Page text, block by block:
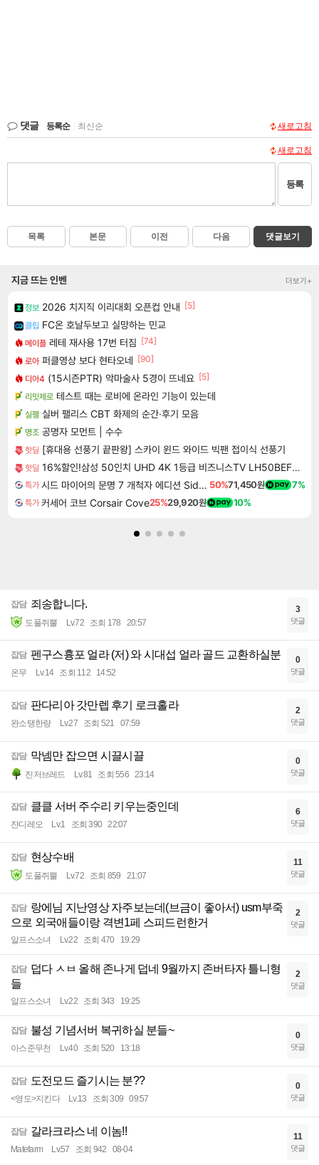
댓글 등록순 최신순 새로고침
새로고침
등록
목록 본문 이전 다음 댓글보기
지금 뜨는 인벤 더보기+
정보 2026 치지직 이리대회 오픈컵 안내 [5]
클립 FC온 호날두보고 실망하는 민교
메이플 레테 재사용 17번 터짐 [74]
로아 퍼클영상 보다 현타오네 [90]
디아4 (15시즌PTR) 악마술사 5경이 뜨네요 [5]
리밋제로 테스트 때는 로비에 온라인 기능이 있는데
실팰 실버 팰리스 CBT 화제의 순간·후기 모음
명조 공명자 모먼트 | 수수
핫딜 [휴대용 선풍기 끝판왕] 스카이 윈드 와이드 빅팬 접이식 선풍기
핫딜 16%할인!삼성 50인치 UHD 4K 1등급 비즈니스TV LH50BEFHLGFXKR 스탠드형
특가 시드 마이어의 문명 7 개척자 에디션 Sid Meier's Civilization VII Founders Edition 50%71,450원 7%
특가 커세어 코브 Corsair Cove25%29,920원 10%
잡담 죄송합니다.
도풀쥐뿔 Lv.72 조회 178 20:57
3
댓글
잡담 펜구스흉포 얼라 (저) 와 시대섭 얼라 골드 교환하실분
온무 Lv.14 조회 112 14:52
0
댓글
잡담 판다리아 갓만렙 후기 로크홀라
완소탱한량 Lv.27 조회 521 07:59
2
댓글
잡담 막넴만 잡으면 시끌시끌
진저브레드 Lv.81 조회 556 23:14
0
댓글
잡담 클클 서버 주수리 키우는중인데
잔디레오 Lv.1 조회 390 22:07
6
댓글
잡담 현상수배
도풀쥐뿔 Lv.72 조회 859 21:07
11
댓글
잡담 랑에님 지난영상 자주보는데(브금이 좋아서) usm부죽
으로 외국애들이랑 격변1페 스피드런한거
알프스소녀 Lv.22 조회 470 19:29
2
댓글
잡담 덥다 ㅅㅂ 올해 존나게 덥네 9월까지 존버타자 틀니형
들
알프스소녀 Lv.22 조회 343 19:25
2
댓글
잡담 불성 기념서버 복귀하실 분들~
아스준무천 Lv.40 조회 520 13:18
0
댓글
잡담 도전모드 즐기시는 분??
<영도>지킨다 Lv.13 조회 309 09:57
0
댓글
잡담 갈라크라스 네 이놈!!
Matefarm Lv.57 조회 942 08-04
11
댓글